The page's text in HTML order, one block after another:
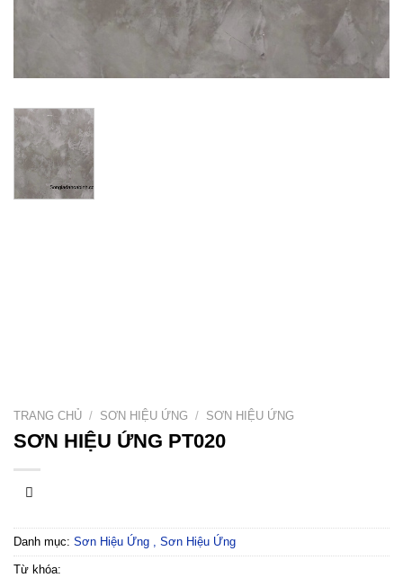
TRANG CHỦ / SƠN HIỆU ỨNG / SƠN HIỆU ỨNG
SƠN HIỆU ỨNG PT020
Danh mục: Sơn Hiệu Ứng , Sơn Hiệu Ứng
Từ khóa: